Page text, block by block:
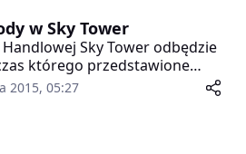
w Sky Tower
Sky Tower odbędzie
którego przedstawione
na zbliżający się sezon
Wydarzenie poprowadzi
2015, 05:27